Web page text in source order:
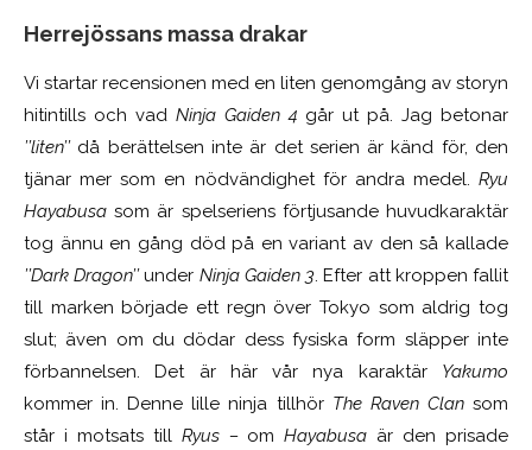
Herrejössans massa drakar
Vi startar recensionen med en liten genomgång av storyn
hitintills och vad Ninja Gaiden 4 går ut på. Jag betonar
’’liten’’då berättelsen inte är det serien är känd för, den
tjänar mer som en nödvändighet för andra medel. Ryu
Hayabusa som är spelseriens förtjusande huvudkaraktär
tog ännu en gång död på en variant av den så kallade
’’Dark Dragon’’under Ninja Gaiden 3. Efter att kroppen fallit
till marken började ett regn över Tokyo som aldrig tog
slut; även om du dödar dess fysiska form släpper inte
förbannelsen. Det är här vår nya karaktär Yakumo
kommer in. Denne lille ninja tillhör The Raven Clansom
står i motsats tillRyus – omHayabusa är den prisade